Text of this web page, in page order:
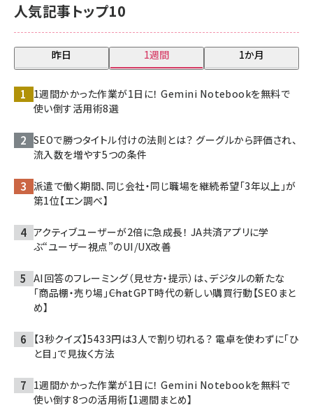
人気記事トップ10
昨日 1週間 1か月
1週間かかった作業が1日に！ Gemini Notebookを無料で
使い倒す活用術8選
SEOで勝つタイトル付けの法則とは？ グーグルから評価され、
流入数を増やす5つの条件
派遣で働く期間、同じ会社・同じ職場を継続希望「3年以上」が
第1位【エン調べ】
アクティブユーザーが2倍に急成長！ JA共済アプリに学
ぶ“ユーザー視点”のUI/UX改善
AI回答のフレーミング（見せ方・提示）は、デジタルの新たな
「商品棚・売り場」――ChatGPT時代の新しい購買行動【SEOまと
め】
【3秒クイズ】5433円は3人で割り切れる？ 電卓を使わずに「ひ
と目」で見抜く方法
1週間かかった作業が1日に！ Gemini Notebookを無料で
使い倒す8つの活用術【1週間まとめ】